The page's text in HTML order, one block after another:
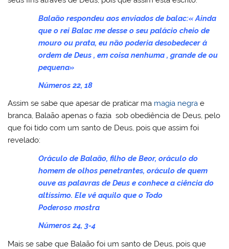
Balaão respondeu aos enviados de balac:« Ainda
que o rei Balac me desse o seu palácio cheio de
mouro ou prata, eu não poderia desobedecer á
ordem de Deus , em coisa nenhuma , grande de ou
pequena»
Números 22, 18
Assim se sabe que apesar de praticar ma magia negra e
branca, Balaão apenas o fazia sob obediência de Deus, pelo
que foi tido com um santo de Deus, pois que assim foi
revelado:
Oráculo de Balaão, filho de Beor, oráculo do
homem de olhos penetrantes, oráculo de quem
ouve as palavras de Deus e conhece a ciência do
altíssimo. Ele vê aquilo que o Todo
Poderoso mostra
Números 24, 3-4
Mais se sabe que Balaão foi um santo de Deus, pois que